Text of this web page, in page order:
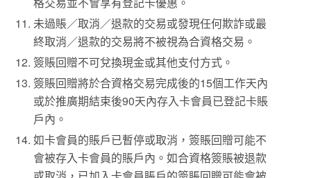
未過賬／取消／退款的交易或發現任何欺詐或最
終取消／退款的交易將不被視為合資格交易。
簽賬回贈不可兌換現金或其他支付方式。
簽賬回贈將於合資格交易完成後的15個工作天內
或於推廣期結束後90天內存入卡會員已登記卡賬
戶內。
如卡會員的賬戶已暫停或取消，簽賬回贈可能不
會被存入卡會員的賬戶內。如合資格簽賬被退款